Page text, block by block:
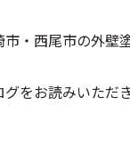
・西尾市の外壁
グをお読みいただ